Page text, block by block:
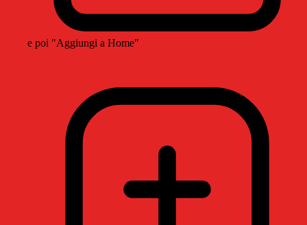
e poi "Aggiungi a Home"